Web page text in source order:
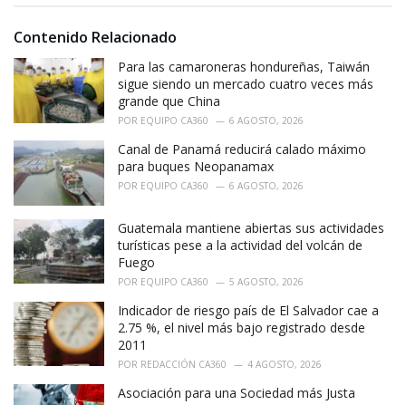
r
i
e
:Contenido Relacionado
Para las camaroneras hondureñas, Taiwán
sigue siendo un mercado cuatro veces más
grande que China
POR EQUIPO CA360 6 AGOSTO, 2026
Canal de Panamá reducirá calado máximo
para buques Neopanamax
POR EQUIPO CA360 6 AGOSTO, 2026
Guatemala mantiene abiertas sus actividades
turísticas pese a la actividad del volcán de
Fuego
POR EQUIPO CA360 5 AGOSTO, 2026
Indicador de riesgo país de El Salvador cae a
2.75 %, el nivel más bajo registrado desde
2011
POR REDACCIÓN CA360 4 AGOSTO, 2026
Asociación para una Sociedad más Justa